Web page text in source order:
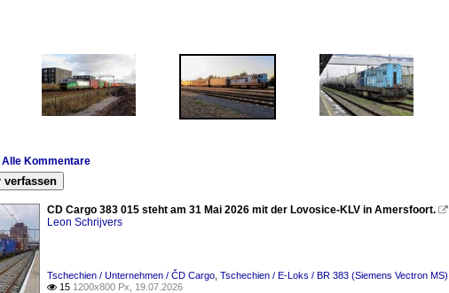
Alle Kommentare
verfassen
CD Cargo 383 015 steht am 31 Mai 2026 mit der Lovosice-KLV in Amersfoort. 
Leon Schrijvers
Tschechien / Unternehmen / ČD Cargo Tschechien / E-Loks / BR 383 (Siemens Vectron MS)
 15 1200x800 Px, 19.07.2026